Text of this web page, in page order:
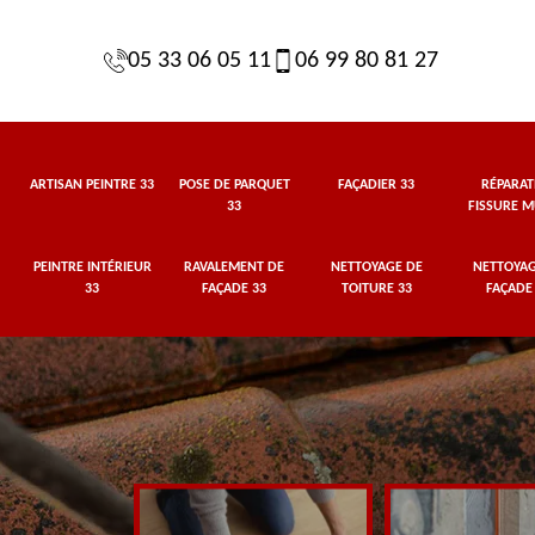
05 33 06 05 11 06 99 80 81 27
ARTISAN PEINTRE 33
POSE DE PARQUET
33
FAÇADIER 33
FISSURE
PEINTRE INTÉRIEUR
33
RAVALEMENT DE
FAÇADE 33
NETTOYAGE DE
TOITURE 33